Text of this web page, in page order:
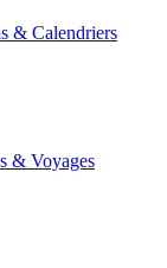
& Calendriers
& Voyages